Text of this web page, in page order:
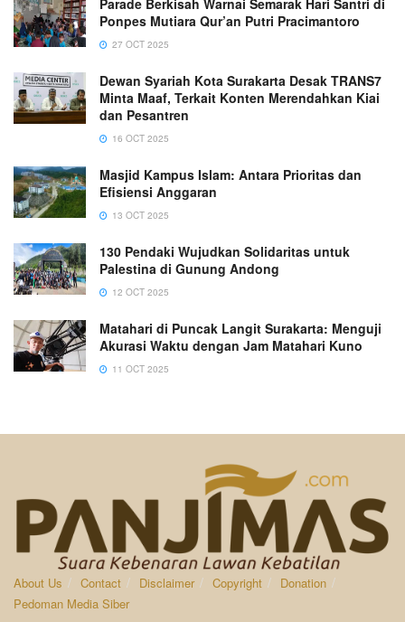
Ponpes Mutiara Qur’an Putri Pracimantoro
27 OCT 2025
Dewan Syariah Kota Surakarta Desak TRANS7
Minta Maaf, Terkait Konten Merendahkan Kiai
dan Pesantren
16 OCT 2025
Masjid Kampus Islam: Antara Prioritas dan
Efisiensi Anggaran
13 OCT 2025
130 Pendaki Wujudkan Solidaritas untuk
Palestina di Gunung Andong
12 OCT 2025
Matahari di Puncak Langit Surakarta: Menguji
Akurasi Waktu dengan Jam Matahari Kuno
11 OCT 2025
About Us Contact Disclaimer Copyright
Donation
Pedoman Media Siber